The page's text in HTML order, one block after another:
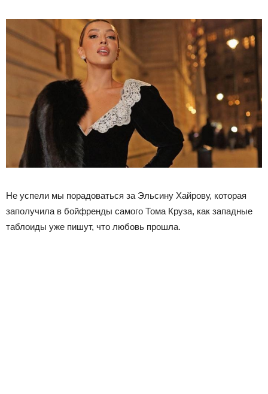
Не успели мы порадоваться за Эльсину Хайрову, которая
заполучила в бойфренды самого Тома Круза, как западные
таблоиды уже пишут, что любовь прошла.